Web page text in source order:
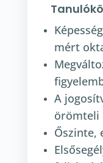
mért
A
örömteli
Őszinte,